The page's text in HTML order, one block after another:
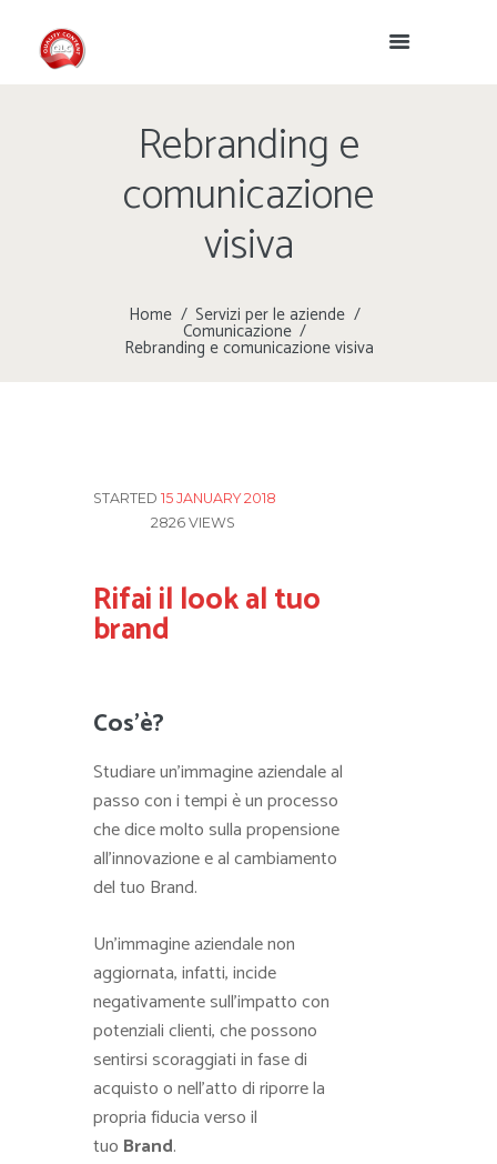
Rebranding e
comunicazione
visiva
Home Servizi per le aziende
Comunicazione
Rebranding e comunicazione visiva
STARTED 15 JANUARY 2018
2826VIEWS
Rifai il look al tuo
brand
Cos'è?
Studiare un’immagine aziendale al
passo con i tempi è un processo
che dice molto sulla propensione
all’innovazione e al cambiamento
del tuo Brand.
Un’immagine aziendale non
aggiornata, infatti, incide
negativamente sull’impatto con
potenziali clienti, che possono
sentirsi scoraggiati in fase di
acquisto o nell’atto di riporre la
propria fiducia verso il
tuo Brand.